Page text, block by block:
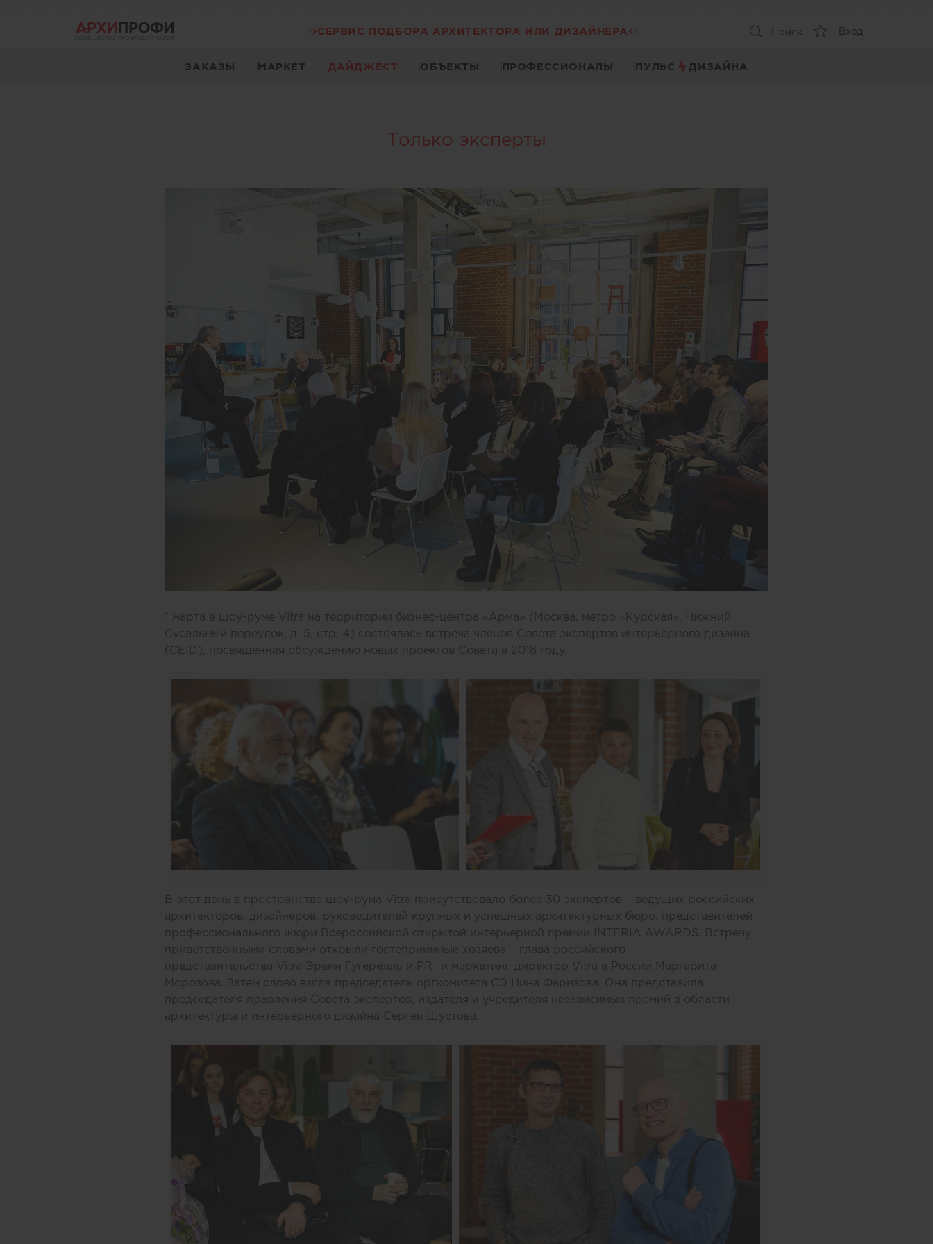
СЕРВИС ПОДБОРА АРХИТЕКТОРА ИЛИ ДИЗАЙНЕРА Поиск Вход
ЗАКАЗЫ МАРКЕТ ДАЙДЖЕСТ ОБЪЕКТЫ ПРОФЕССИОНАЛЫ ПУЛЬС ДИЗАЙНА
Только эксперты
1 марта в шоу-руме Vitra на территории бизнес-центра «Арма» (Москва, метро «Курская»,
Нижний
Сусальный переулок, д. 5, стр. 4 ) состоялась встреча членов Совета экспертов интерьерного дизайна
(CEID), посвященная обсуждению новых проектов Совета в 2018 году.
В этот день в пространстве шоу-рума Vitra присутствовало более 30 экспертов – ведущих российских
архитекторов, дизайнеров, руководителей крупных и успешных архитектурных бюро, представителей
профессионального жюри Всероссийской открытой интерьерной премии INTERIA AWARDS. Встречу
приветственными словами открыли гостеприимные хозяева – глава российского
представительства Vitra Эрвин Гугерелль и PR- и маркетинг-директор Vitra в России Маргарита
Морозова. Затем слово взяла председатель оргкомитета СЭ Нина Фаризова. Она представила
председателя правления Совета экспертов, издателя и учредителя независимых премий в области
архитектуры и интерьерного дизайна Сергея Шустова.